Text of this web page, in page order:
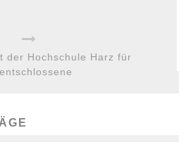
der Hochschule Harz für